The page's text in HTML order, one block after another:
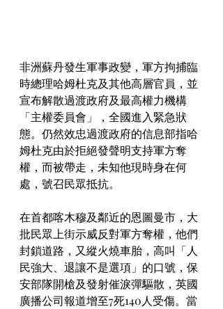
非洲蘇丹發生軍事政變，軍方拘捕臨
時總理哈姆杜克及其他高層官員，並
宣布解散過渡政府及最高權力機構
「主權委員會」，全國進入緊急狀
態。仍然效忠過渡政府的信息部指哈
姆杜克由於拒絕發聲明支持軍方奪
權，而被帶走，未知他現時身在何
處，號召民眾抵抗。
在首都喀木穆及鄰近的恩圖曼市，大
批民眾上街示威反對軍方奪權，他們
封鎖道路，又縱火燒車胎，高叫「人
民強大、退讓不是選項」的口號，保
安部隊開槍及發射催淚彈驅散，英國
廣播公司報道增至7死140人受傷。當